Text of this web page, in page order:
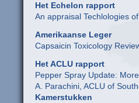
Het Echelon rapport
An appraisal Techlologies
Amerikaanse Leger
Capsaicin Toxicology
Het ACLU rapport
Pepper Spray Update:
A. Parachini, ACLU of
Kamerstukken